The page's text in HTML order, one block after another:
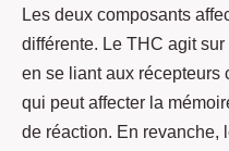
Les deux composants
différente. Le THC agit sur
en se liant aux récepteurs
qui peut affecter la
de réaction. En revanche,